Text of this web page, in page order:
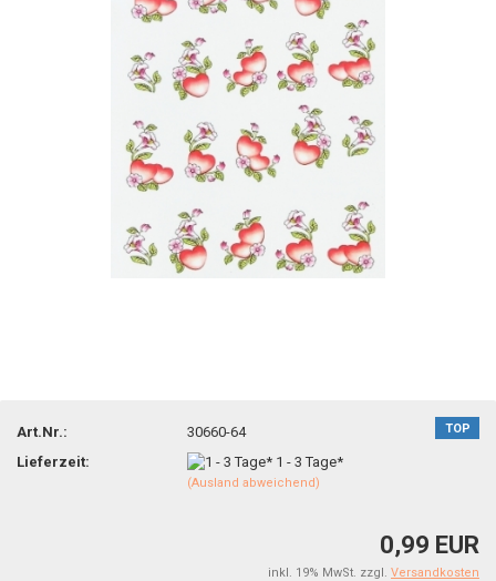
TOP
Art.Nr.:
30660-64
Lieferzeit:
1 - 3 Tage*
(Ausland abweichend)
0,99 EUR
inkl. 19% MwSt. zzgl. Versandkosten